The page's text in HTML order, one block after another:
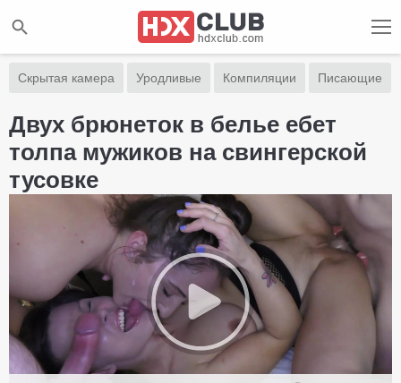
Скрытая камера Уродливые Компиляции Писающие
Двух брюнеток в белье ебет
толпа мужиков на свингерской
тусовке